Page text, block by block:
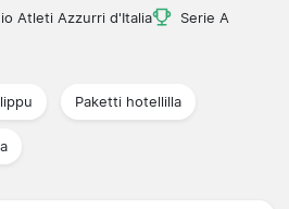
Atleti Azzurri d'Italia
Serie A
Paketti hotellilla